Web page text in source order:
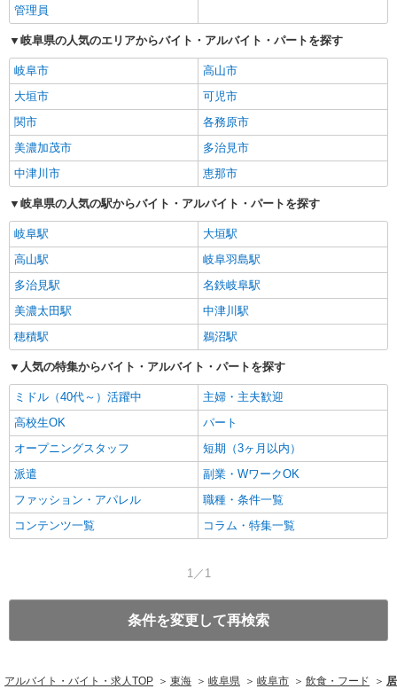
管理員
岐阜県の人気のエリアからバイト・アルバイト・パートを探す
岐阜市
高山市
大垣市
可児市
関市
各務原市
美濃加茂市
多治見市
中津川市
恵那市
岐阜県の人気の駅からバイト・アルバイト・パートを探す
岐阜駅
大垣駅
高山駅
岐阜羽島駅
多治見駅
名鉄岐阜駅
美濃太田駅
中津川駅
穂積駅
鵜沼駅
人気の特集からバイト・アルバイト・パートを探す
ミドル（40代～）活躍中
主婦・主夫歓迎
高校生OK
パート
オープニングスタッフ
短期（3ヶ月以内）
派遣
副業・WワークOK
ファッション・アパレル
職種・条件一覧
コンテンツ一覧
コラム・特集一覧
1／1
条件を変更して再検索
アルバイト・バイト・求人TOP 東海 岐阜県 岐阜市 飲食・フード